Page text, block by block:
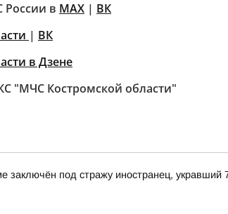
в MAX | ВК
| ВК
в Дзене
"МЧС Костромской области"
заключён под стражу иностранец, укравший